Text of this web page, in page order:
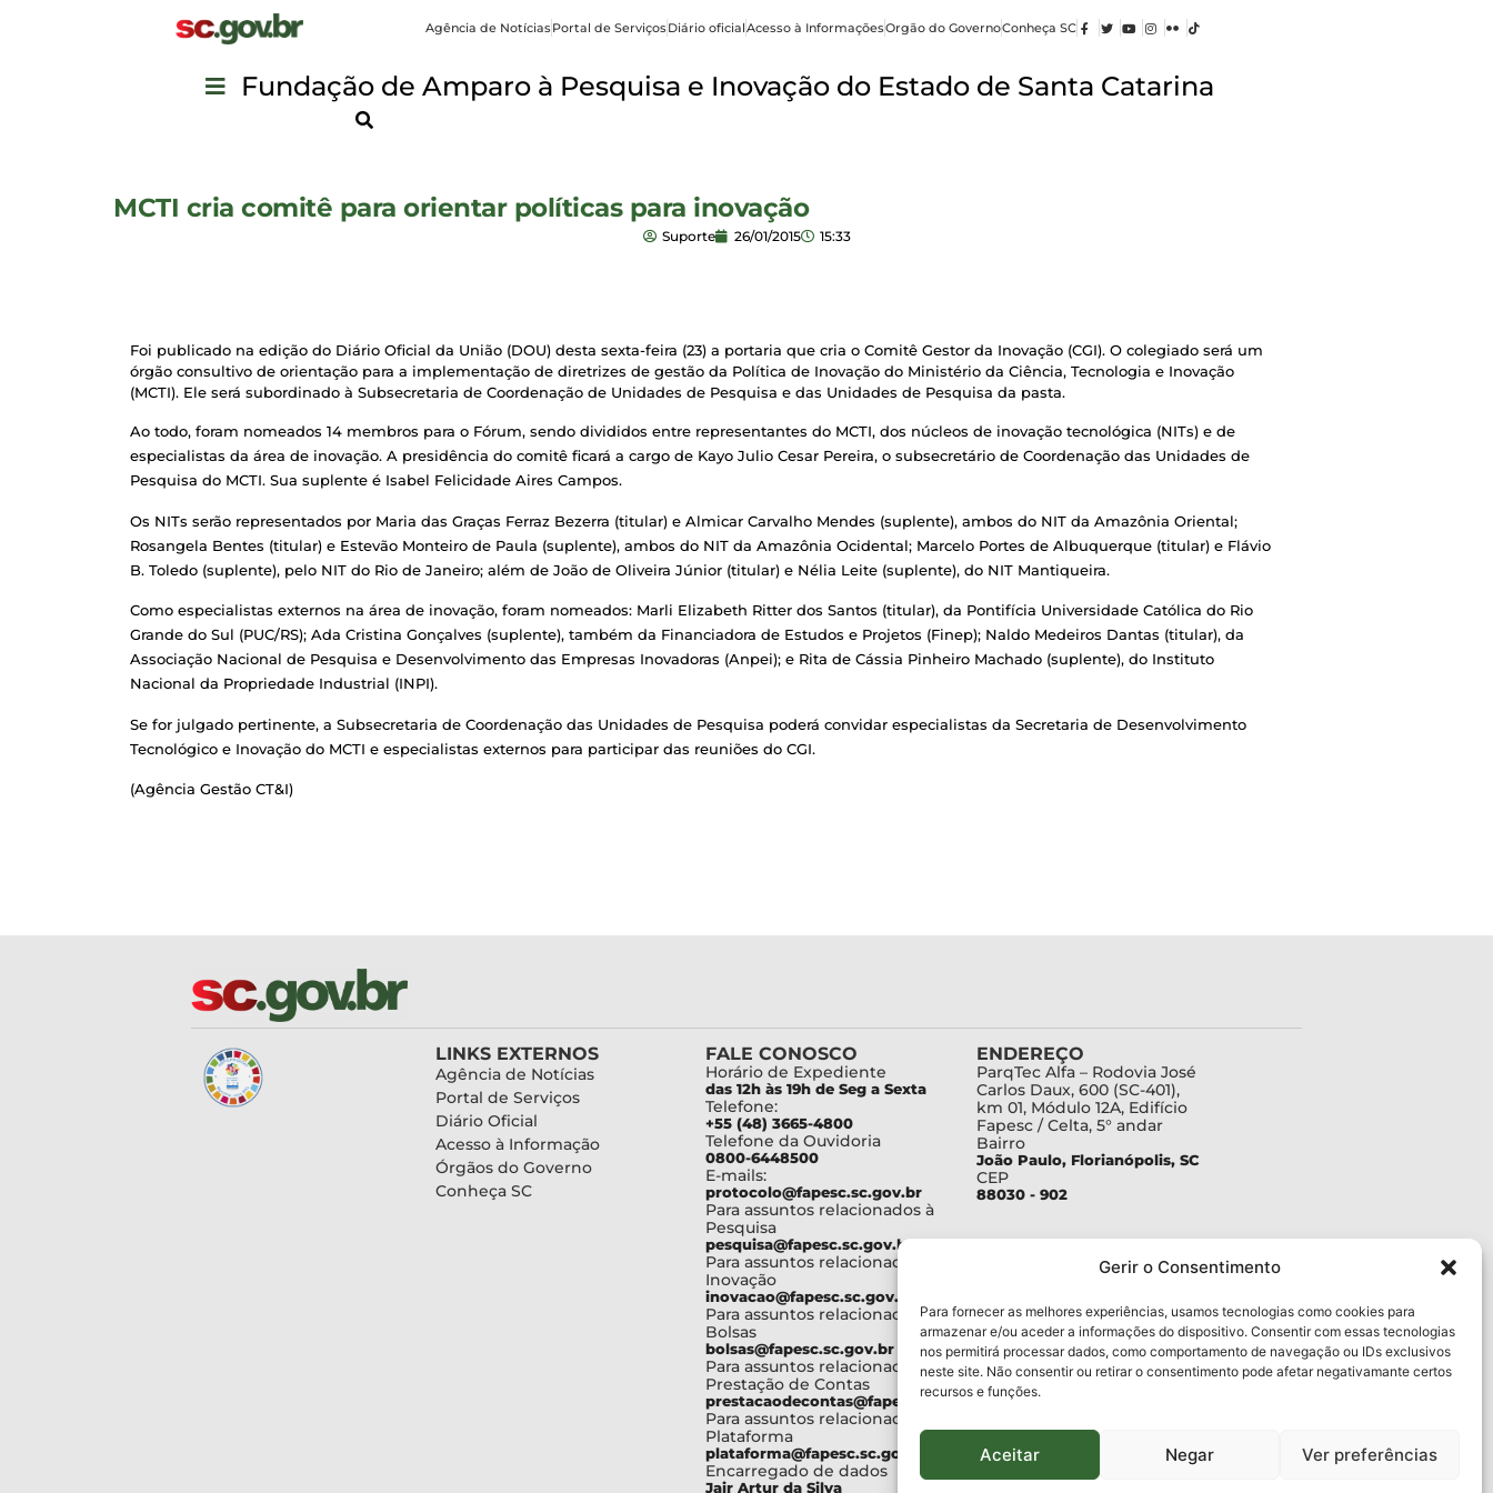
Gerir o Consentimento
Para fornecer as melhores experiências, usamos tecnologias como cookies para
armazenar e/ou aceder a informações do dispositivo. Consentir com essas tecnologias
nos permitirá processar dados, como comportamento de navegação ou IDs exclusivos
neste site. Não consentir ou retirar o consentimento pode afetar negativamante certos
recursos e funções.
Aceitar Negar Ver preferências
Agência de NotíciasPortal de ServiçosDiário oficialAcesso à InformaçõesOrgão do GovernoConheça SC
Fundação de Amparo à Pesquisa e Inovação do Estado de Santa Catarina
MCTI cria comitê para orientar políticas para inovação
Suporte 26/01/2015 15:33
Foi publicado na edição do Diário Oficial da União (DOU) desta sexta-feira (23) a portaria que cria o Comitê Gestor da Inovação (CGI). O colegiado será um
órgão consultivo de orientação para a implementação de diretrizes de gestão da Política de Inovação do Ministério da Ciência, Tecnologia e Inovação
(MCTI). Ele será subordinado à Subsecretaria de Coordenação de Unidades de Pesquisa e das Unidades de Pesquisa da pasta.
Ao todo, foram nomeados 14 membros para o Fórum, sendo divididos entre representantes do MCTI, dos núcleos de inovação tecnológica (NITs) e de
especialistas da área de inovação. A presidência do comitê ficará a cargo de Kayo Julio Cesar Pereira, o subsecretário de Coordenação das Unidades de
Pesquisa do MCTI. Sua suplente é Isabel Felicidade Aires Campos.
Os NITs serão representados por Maria das Graças Ferraz Bezerra (titular) e Almicar Carvalho Mendes (suplente), ambos do NIT da Amazônia Oriental;
Rosangela Bentes (titular) e Estevão Monteiro de Paula (suplente), ambos do NIT da Amazônia Ocidental; Marcelo Portes de Albuquerque (titular) e Flávio
B. Toledo (suplente), pelo NIT do Rio de Janeiro; além de João de Oliveira Júnior (titular) e Nélia Leite (suplente), do NIT Mantiqueira.
Como especialistas externos na área de inovação, foram nomeados: Marli Elizabeth Ritter dos Santos (titular), da Pontifícia Universidade Católica do Rio
Grande do Sul (PUC/RS); Ada Cristina Gonçalves (suplente), também da Financiadora de Estudos e Projetos (Finep); Naldo Medeiros Dantas (titular), da
Associação Nacional de Pesquisa e Desenvolvimento das Empresas Inovadoras (Anpei); e Rita de Cássia Pinheiro Machado (suplente), do Instituto
Nacional da Propriedade Industrial (INPI).
Se for julgado pertinente, a Subsecretaria de Coordenação das Unidades de Pesquisa poderá convidar especialistas da Secretaria de Desenvolvimento
Tecnológico e Inovação do MCTI e especialistas externos para participar das reuniões do CGI.
(Agência Gestão CT&I)
LINKS EXTERNOS
Agência de Notícias
Portal de Serviços
Diário Oficial
Acesso à Informação
Órgãos do Governo
Conheça SC
FALE CONOSCO
Horário de Expediente
das 12h às 19h de Seg a Sexta
Telefone:
+55 (48) 3665-4800
Telefone da Ouvidoria
0800-6448500
E-mails:
protocolo@fapesc.sc.gov.br
Para assuntos relacionados à
Pesquisa
pesquisa@fapesc.sc.gov.br
Para assuntos relacionados à
Inovação
inovacao@fapesc.sc.gov.br
Para assuntos relacionados à
Bolsas
bolsas@fapesc.sc.gov.br
Para assuntos relacionados à
Prestação de Contas
prestacaodecontas@fapesc.sc.gov.br
Para assuntos relacionados à
Plataforma
plataforma@fapesc.sc.gov.br
Encarregado de dados
Jair Artur da Silva
ENDEREÇO
ParqTec Alfa – Rodovia José
Carlos Daux, 600 (SC-401),
km 01, Módulo 12A, Edifício
Fapesc / Celta, 5° andar
Bairro
João Paulo, Florianópolis, SC
CEP
88030 - 902